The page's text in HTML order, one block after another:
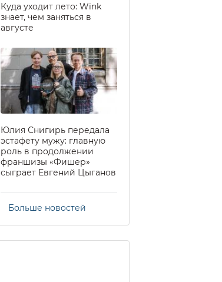
Куда уходит лето: Wink
знает, чем заняться в
августе
Юлия Снигирь передала
эстафету мужу: главную
роль в продолжении
франшизы «Фишер»
сыграет Евгений Цыганов
Больше новостей